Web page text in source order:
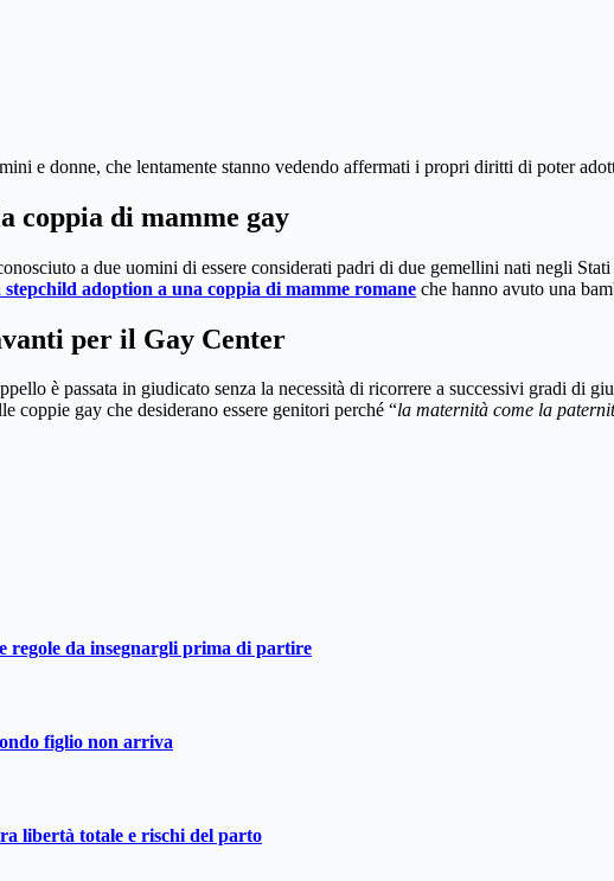
e donne, che lentamente stanno vedendo affermati i propri diritti di poter
coppia di mamme gay
a due uomini di essere considerati padri di due gemellini nati negli
stepchild adoption a una coppia di mamme romane che hanno avuto una
per il Gay Center
è passata in giudicato senza la necessità di ricorrere a successivi gradi di
coppie gay che desiderano essere genitori perché “la maternità come la
regole da insegnargli prima di partire
figlio non arriva
libertà totale e rischi del parto